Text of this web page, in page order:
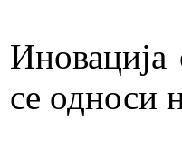
се односи